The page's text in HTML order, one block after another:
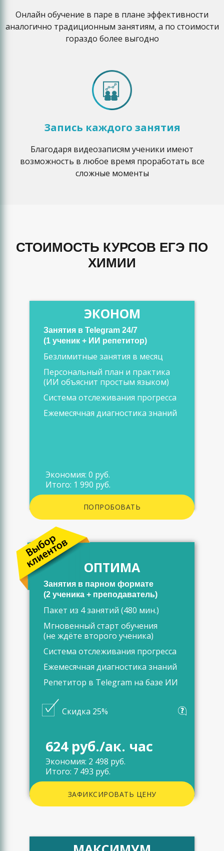
Онлайн обучение в паре в плане эффективности
аналогично традиционным занятиям, а по стоимости
гораздо более выгодно
Запись каждого занятия
Благодаря видеозаписям ученики имеют
возможность в любое время проработать все
сложные моменты
СТОИМОСТЬ КУРСОВ ЕГЭ ПО
ХИМИИ
ЭКОНОМ
Занятия в Telegram 24/7
(1 ученик + ИИ репетитор)
Безлимитные занятия в месяц
Персональный план и практика
(ИИ объяснит простым языком)
Система отслеживания прогресса
Ежемесячная диагностика знаний
Экономия: 0 руб.
Итого: 1 990 руб.
ПОПРОБОВАТЬ
ОПТИМА
Занятия в парном формате
(2 ученика + преподаватель)
Пакет из 4 занятий (480 мин.)
Мгновенный старт обучения
(не ждёте второго ученика)
Система отслеживания прогресса
Ежемесячная диагностика знаний
Репетитор в Telegram на базе ИИ
Скидка 25%
624 руб./ак. час
Экономия: 2 498 руб.
Итого: 7 493 руб.
ЗАФИКСИРОВАТЬ ЦЕНУ